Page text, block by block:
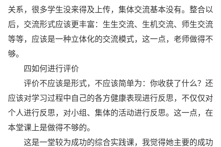
关系，很多学生没来得及上传，集体交流基本没有。整合以
后，交流形式应该更丰富：生生交流、生机交流、师生交流
等等，应该是一种立体化的交流模式，这一点，老师做得不
够。
四如何进行评价
评价不应该是形式，不应该简单为：你收获了什么？还
应该对学习过程中自己的各方健康表现进行反思，不仅仅对
个人进行反思，对小组、集体的活动进行反思。这一点，在
本堂课上是做得不够的。
这是一堂较为成功的综合实践课，我觉得她主要的成功